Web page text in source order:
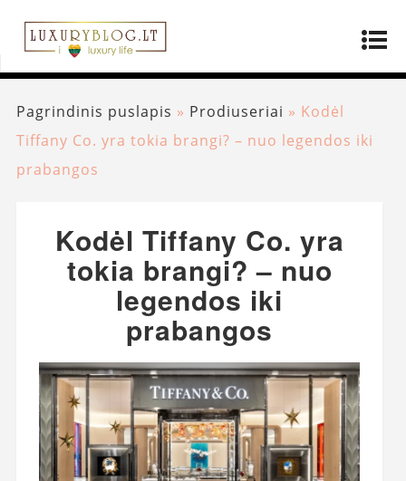
Pagrindinis puslapis » Prodiuseriai » Kodėl
Tiffany Co. yra tokia brangi? – nuo legendos iki
prabangos
Kodėl Tiffany Co. yra
tokia brangi? – nuo
legendos iki
prabangos